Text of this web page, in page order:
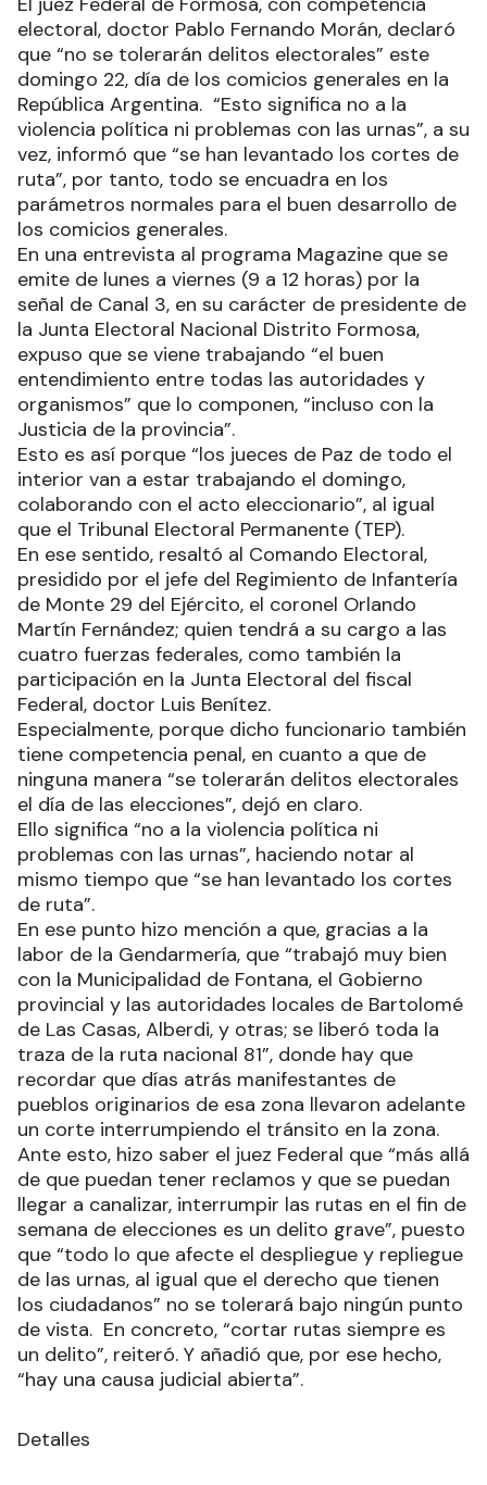
electoral, doctor Pablo Fernando Morán, declaró
que “no se tolerarán delitos electorales” este
domingo 22, día de los comicios generales en la
República Argentina. “Esto significa no a la
violencia política ni problemas con las urnas”, a su
vez, informó que “se han levantado los cortes de
ruta”, por tanto, todo se encuadra en los
parámetros normales para el buen desarrollo de
los comicios generales.
En una entrevista al programa Magazine que se
emite de lunes a viernes (9 a 12 horas) por la
señal de Canal 3, en su carácter de presidente de
la Junta Electoral Nacional Distrito Formosa,
expuso que se viene trabajando “el buen
entendimiento entre todas las autoridades y
organismos” que lo componen, “incluso con la
Justicia de la provincia”.
Esto es así porque “los jueces de Paz de todo el
interior van a estar trabajando el domingo,
colaborando con el acto eleccionario”, al igual
que el Tribunal Electoral Permanente (TEP).
En ese sentido, resaltó al Comando Electoral,
presidido por el jefe del Regimiento de Infantería
de Monte 29 del Ejército, el coronel Orlando
Martín Fernández; quien tendrá a su cargo a las
cuatro fuerzas federales, como también la
participación en la Junta Electoral del fiscal
Federal, doctor Luis Benítez.
Especialmente, porque dicho funcionario también
tiene competencia penal, en cuanto a que de
ninguna manera “se tolerarán delitos electorales
el día de las elecciones”, dejó en claro.
Ello significa “no a la violencia política ni
problemas con las urnas”, haciendo notar al
mismo tiempo que “se han levantado los cortes
de ruta”.
En ese punto hizo mención a que, gracias a la
labor de la Gendarmería, que “trabajó muy bien
con la Municipalidad de Fontana, el Gobierno
provincial y las autoridades locales de Bartolomé
de Las Casas, Alberdi, y otras; se liberó toda la
traza de la ruta nacional 81”, donde hay que
recordar que días atrás manifestantes de
pueblos originarios de esa zona llevaron adelante
un corte interrumpiendo el tránsito en la zona.
Ante esto, hizo saber el juez Federal que “más allá
de que puedan tener reclamos y que se puedan
llegar a canalizar, interrumpir las rutas en el fin de
semana de elecciones es un delito grave”, puesto
que “todo lo que afecte el despliegue y repliegue
de las urnas, al igual que el derecho que tienen
los ciudadanos” no se tolerará bajo ningún punto
de vista. En concreto, “cortar rutas siempre es
un delito”, reiteró. Y añadió que, por ese hecho,
“hay una causa judicial abierta”.
Detalles